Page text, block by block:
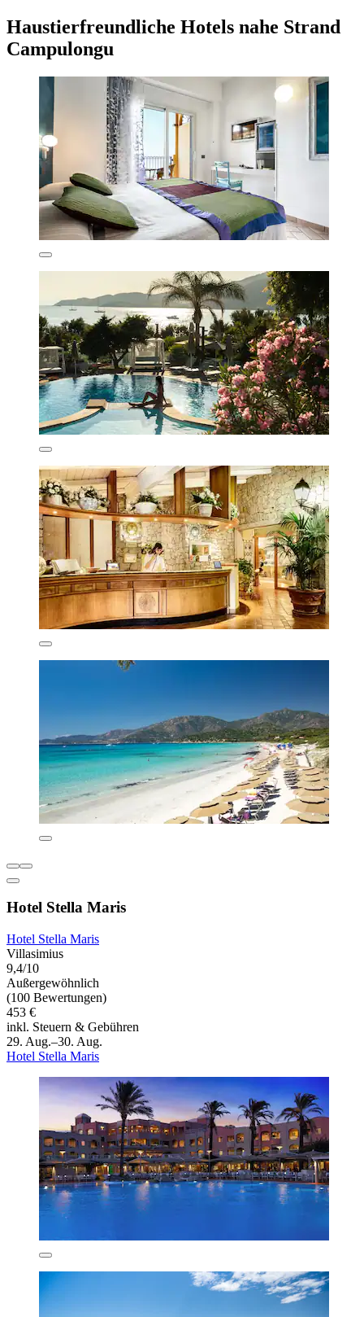
Haustierfreundliche Hotels nahe Strand
Campulongu
Hotel Stella Maris
Hotel Stella Maris
Villasimius
9,4/10
Außergewöhnlich
(100 Bewertungen)
453 €
inkl. Steuern & Gebühren
29. Aug.–30. Aug.
Hotel Stella Maris